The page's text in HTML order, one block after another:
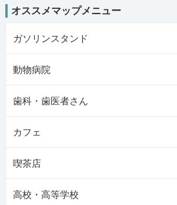
オススメマップメニュー
ガソリンスタンド
動物病院
歯科・歯医者さん
カフェ
喫茶店
高校・高等学校